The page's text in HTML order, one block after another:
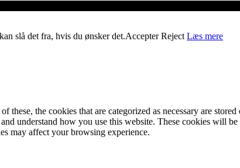
slå det fra, hvis du ønsker det.Accepter Reject Læs mere
the cookies that are categorized as necessary are
understand how you use this website. These cookies will
may affect your browsing experience.